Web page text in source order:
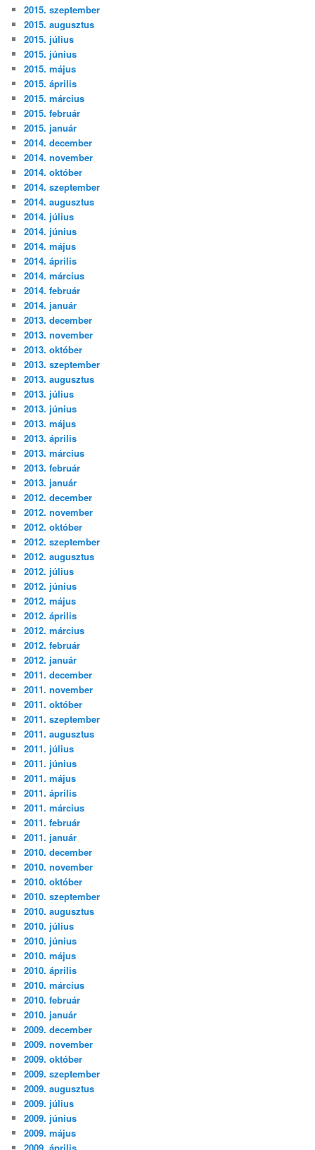
2015. szeptember
2015. augusztus
2015. július
2015. június
2015. május
2015. április
2015. március
2015. február
2015. január
2014. december
2014. november
2014. október
2014. szeptember
2014. augusztus
2014. július
2014. június
2014. május
2014. április
2014. március
2014. február
2014. január
2013. december
2013. november
2013. október
2013. szeptember
2013. augusztus
2013. július
2013. június
2013. május
2013. április
2013. március
2013. február
2013. január
2012. december
2012. november
2012. október
2012. szeptember
2012. augusztus
2012. július
2012. június
2012. május
2012. április
2012. március
2012. február
2012. január
2011. december
2011. november
2011. október
2011. szeptember
2011. augusztus
2011. július
2011. június
2011. május
2011. április
2011. március
2011. február
2011. január
2010. december
2010. november
2010. október
2010. szeptember
2010. augusztus
2010. július
2010. június
2010. május
2010. április
2010. március
2010. február
2010. január
2009. december
2009. november
2009. október
2009. szeptember
2009. augusztus
2009. július
2009. június
2009. május
2009. április